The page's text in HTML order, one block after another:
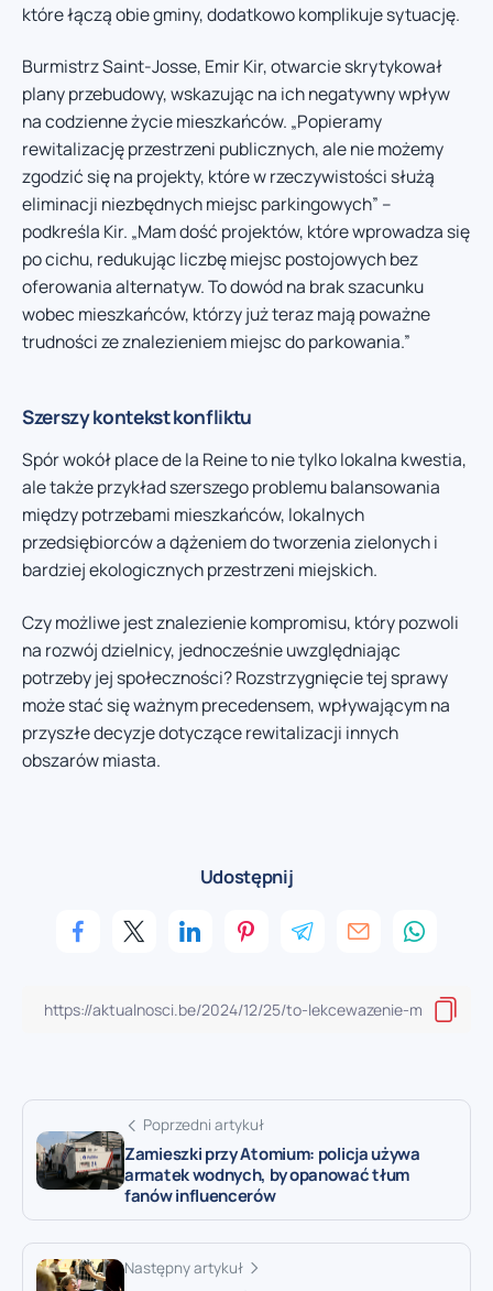
które łączą obie gminy, dodatkowo komplikuje sytuację.
Burmistrz Saint-Josse, Emir Kir, otwarcie skrytykował
plany przebudowy, wskazując na ich negatywny wpływ
na codzienne życie mieszkańców. „Popieramy
rewitalizację przestrzeni publicznych, ale nie możemy
zgodzić się na projekty, które w rzeczywistości służą
eliminacji niezbędnych miejsc parkingowych” –
podkreśla Kir. „Mam dość projektów, które wprowadza się
po cichu, redukując liczbę miejsc postojowych bez
oferowania alternatyw. To dowód na brak szacunku
wobec mieszkańców, którzy już teraz mają poważne
trudności ze znalezieniem miejsc do parkowania.”
Szerszy kontekst konfliktu
Spór wokół place de la Reine to nie tylko lokalna kwestia,
ale także przykład szerszego problemu balansowania
między potrzebami mieszkańców, lokalnych
przedsiębiorców a dążeniem do tworzenia zielonych i
bardziej ekologicznych przestrzeni miejskich.
Czy możliwe jest znalezienie kompromisu, który pozwoli
na rozwój dzielnicy, jednocześnie uwzględniając
potrzeby jej społeczności? Rozstrzygnięcie tej sprawy
może stać się ważnym precedensem, wpływającym na
przyszłe decyzje dotyczące rewitalizacji innych
obszarów miasta.
Udostępnij
Poprzedni artykuł
Zamieszki przy Atomium: policja używa
armatek wodnych, by opanować tłum
fanów influencerów
Następny artykuł